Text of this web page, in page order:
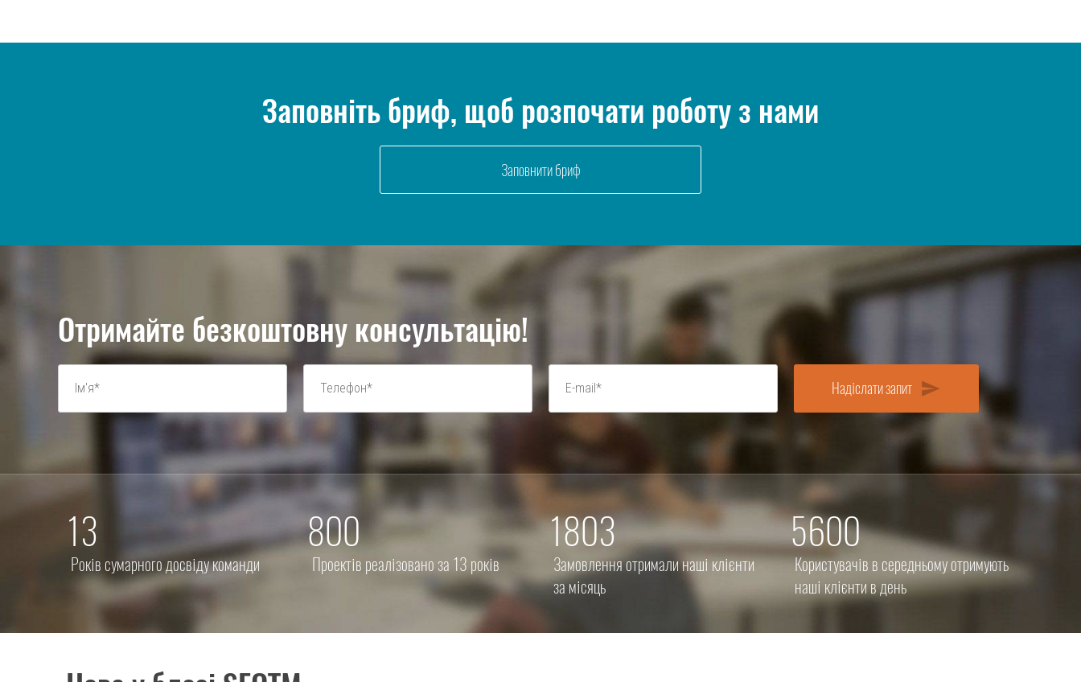
Заповніть бриф, щоб розпочати роботу з нами
Заповнити бриф
Отримайте безкоштовну консультацію!
Надіслати запит send
13
Років сумарного досвіду команди
800
Проектів реалізовано за 13 років
1803
Замовлення отримали наші клієнти
за місяць
5600
Користувачів в середньому отримують
наші клієнти в день